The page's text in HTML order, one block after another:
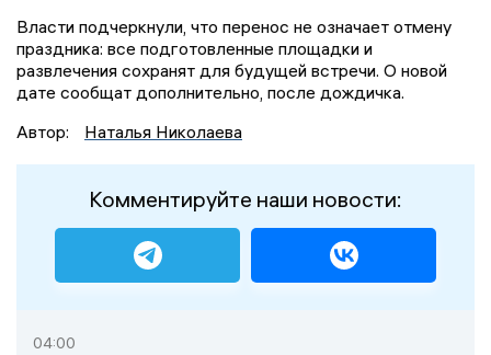
Власти подчеркнули, что перенос не означает отмену
праздника: все подготовленные площадки и
развлечения сохранят для будущей встречи. О новой
дате сообщат дополнительно, после дождичка.
Автор:
Наталья Николаева
Комментируйте наши новости:
04:00